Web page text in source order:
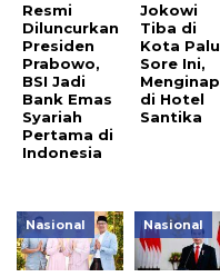
Resmi
Diluncurkan
Presiden
Prabowo,
BSI Jadi
Bank Emas
Syariah
Pertama di
Indonesia
Jokowi
Tiba di
Kota Palu
Sore Ini,
Menginap
di Hotel
Santika
Nasional Nasional